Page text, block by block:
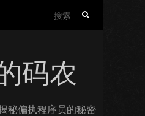
码农
秘偏执程序员的秘密